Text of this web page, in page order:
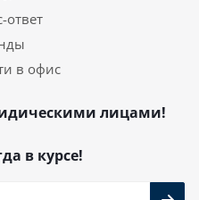
ответ
в офис
лицами!
в курсе!